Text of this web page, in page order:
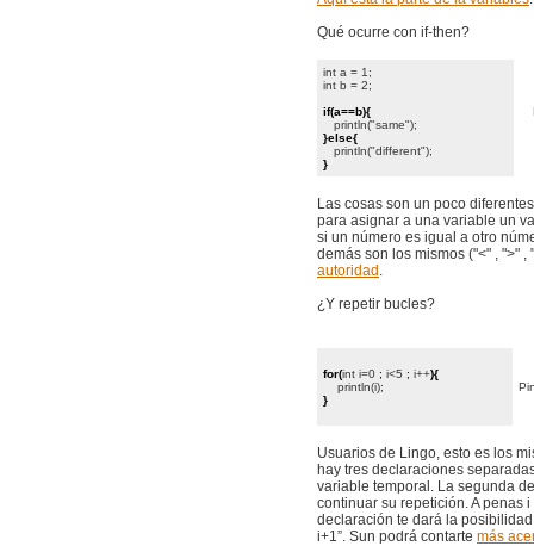
Qué ocurre con if-then?
int a = 1;
int b = 2;
if(a==b){
println("same");
}else{
println("different");
}
Las cosas son un poco
para asignar a una variable un
si un número es igual a otro
demás son los mismos ("<" , ">"
autoridad .
¿Y repetir bucles?
for(int i=0 ; i<5 ; i++){
println(i);
}
Usuarios de Lingo, esto es los
hay tres declaraciones
variable temporal. La segunda
continuar su repetición. A penas
declaración te dará la
i+1”. Sun podrá contarte más